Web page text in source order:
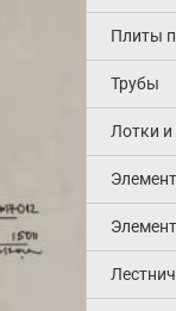
Плиты
Трубы
Лотки